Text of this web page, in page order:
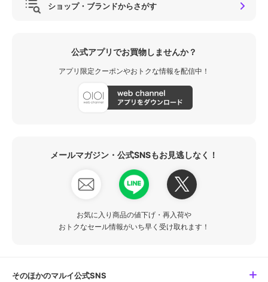
ショップ・ブランドからさがす
公式アプリでお買物しませんか？
アプリ限定クーポンやおトクな情報を配信中！
メールマガジン・公式SNSもお見逃しなく！
お気に入り商品の値下げ・再入荷や
おトクなセール情報がいち早く受け取れます！
そのほかのマルイ公式SNS